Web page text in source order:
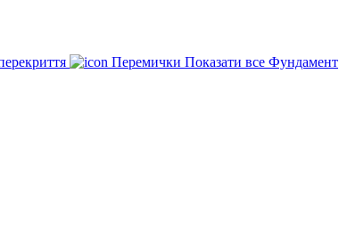
Перемички Показати все Фундамент